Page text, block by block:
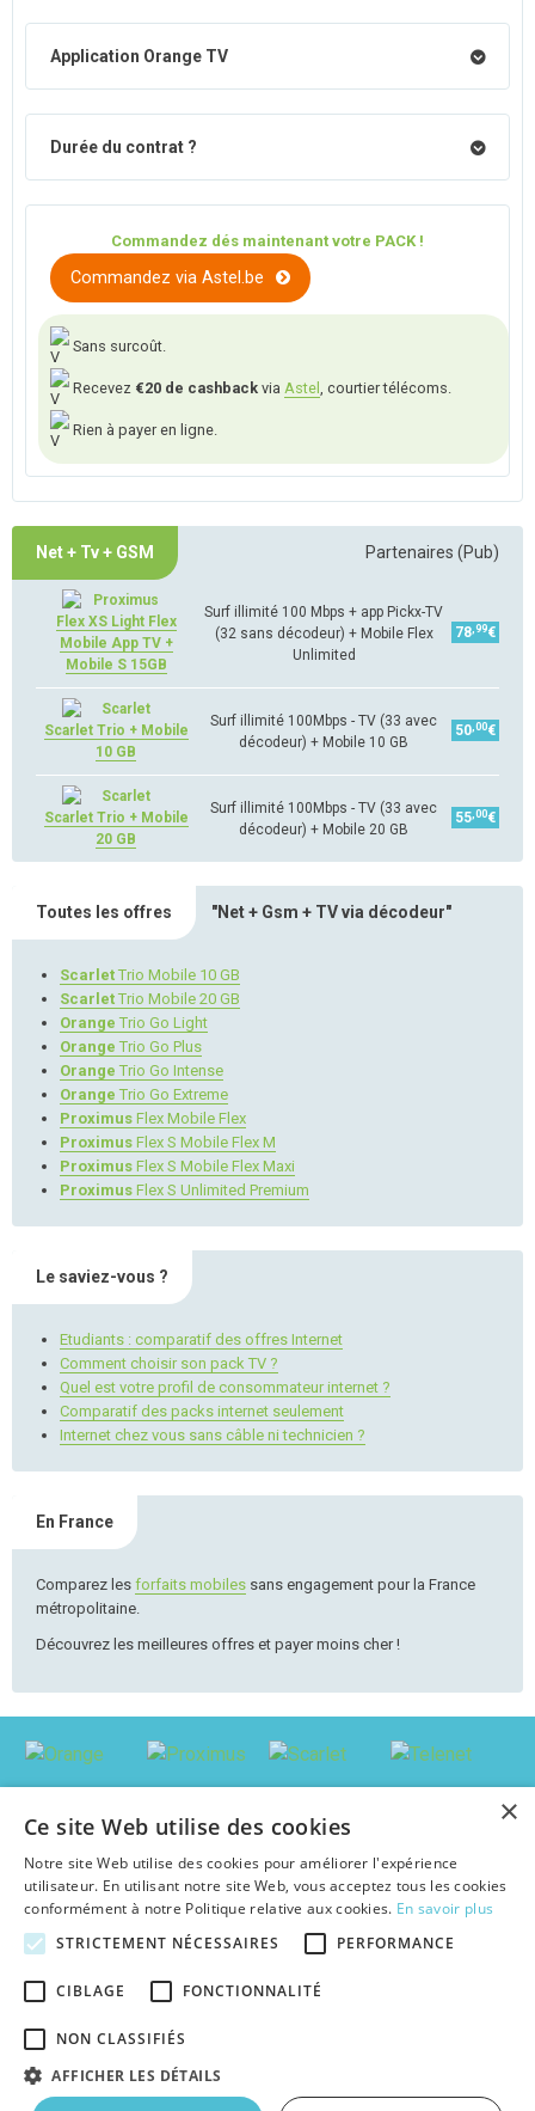
Application Orange TV
Durée du contrat ?
Commandez dés maintenant votre PACK !
Commandez via Astel.be
Sans surcoût.
Recevez €20 de cashback via Astel , courtier télécoms.
Rien à payer en ligne.
Net + Tv + GSM Partenaires (Pub)
Flex XS Light Flex
Mobile App TV +
Mobile S 15GB
Surf illimité 100 Mbps + app Pickx-TV
(32 sans décodeur) + Mobile Flex
Unlimited
78 ,99€
Scarlet Trio + Mobile
10 GB
Surf illimité 100Mbps - TV (33 avec
décodeur) + Mobile 10 GB
50 ,00€
Scarlet Trio + Mobile
20 GB
Surf illimité 100Mbps - TV (33 avec
décodeur) + Mobile 20 GB
55 ,00€
Toutes les offres "Net + Gsm + TV via décodeur"
Scarlet Trio Mobile 10 GB
Scarlet Trio Mobile 20 GB
Orange Trio Go Light
Orange Trio Go Plus
Orange Trio Go Intense
Orange Trio Go Extreme
Proximus Flex Mobile Flex
Proximus Flex S Mobile Flex M
Proximus Flex S Mobile Flex Maxi
Proximus Flex S Unlimited Premium
Le saviez-vous ?
Etudiants : comparatif des offres Internet
Comment choisir son pack TV ?
Quel est votre profil de consommateur internet ?
Comparatif des packs internet seulement
Internet chez vous sans câble ni technicien ?
En France
Comparez les forfaits mobiles sans engagement pour la France
métropolitaine.
Découvrez les meilleures offres et payer moins cher !
Belgique, au meilleur prix c'est facile !
abonnement-tv-internet.be est une publication indépendante de tout
opérateur d'abonnements TV & Internet.
Plan du site|
×
Ce site Web utilise des cookies
Notre site Web utilise des cookies pour améliorer l'expérience
utilisateur. En utilisant notre site Web, vous acceptez tous les cookies
conformément à notre Politique relative aux cookies. En savoir plus
STRICTEMENT NÉCESSAIRES
PERFORMANCE
CIBLAGE FONCTIONNALITÉ
NON CLASSIFIÉS
AFFICHER LES DÉTAILS